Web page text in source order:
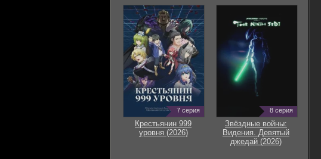
7 серия
Крестьянин 999
уровня (2026)
8 серия
Звёздные войны:
Видения. Девятый
джедай (2026)